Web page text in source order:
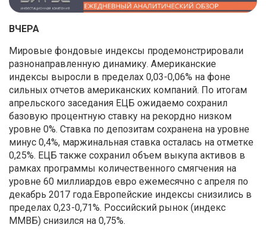
ВЧЕРА
Мировые фондовые индексы продемонстрировали
разнонаправленную динамику. Американские
индексы выросли в пределах 0,03-0,06% на фоне
сильных отчетов американских компаний. По итогам
апрельского заседания ЕЦБ ожидаемо сохранил
базовую процентную ставку на рекордно низком
уровне 0%. Ставка по депозитам сохранена на уровне
минус 0,4%, маржинальная ставка осталась на отметке
0,25%. ЕЦБ также сохранил объем выкупа активов в
рамках программы количественного смягчения на
уровне 60 миллиардов евро ежемесячно с апреля по
декабрь 2017 года.Европейские индексы снизились в
пределах 0,23-0,71%. Российский рынок (индекс
ММВБ) снизился на 0,75%.